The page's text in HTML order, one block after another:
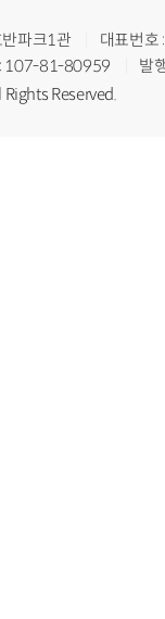
파크1관
대표번
107-81-80959
발
Reserved.